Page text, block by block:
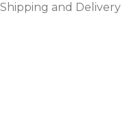
Shipping and Delivery